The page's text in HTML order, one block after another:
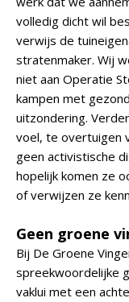
volledig dicht wil
verwijs de
stratenmaker. Wij
niet aan Operatie
kampen met
uitzondering.
voel, te overtuigen
geen activistische
hopelijk komen ze
of verwijzen ze
Geen groene
Bij De Groene
spreekwoordelijke
vaklui met een